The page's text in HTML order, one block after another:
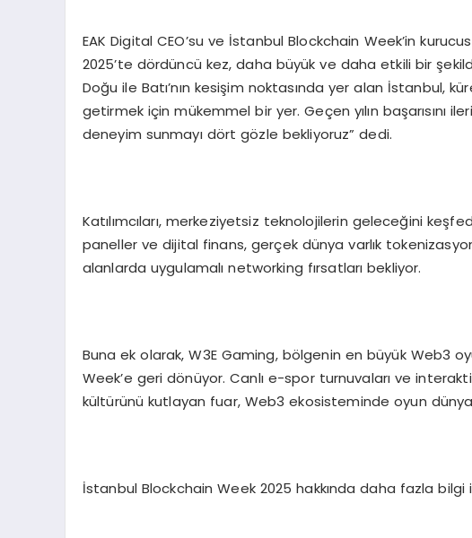
EAK Digital CEO’su ve İstanbul Blockchain Week’in
2025’te dördüncü kez, daha büyük ve daha etkili bir
Doğu ile Batı’nın kesişim noktasında yer alan İstanbul,
getirmek için mükemmel bir yer. Geçen yılın başarısını
deneyim sunmayı dört gözle bekliyoruz” dedi.
Katılımcıları, merkeziyetsiz teknolojilerin geleceğini
paneller ve dijital finans, gerçek dünya varlık
alanlarda uygulamalı networking fırsatları bekliyor.
Buna ek olarak, W3E Gaming, bölgenin en büyük Web3
Week’e geri dönüyor. Canlı e-spor turnuvaları ve
kültürünü kutlayan fuar, Web3 ekosisteminde oyun
İstanbul Blockchain Week 2025 hakkında daha fazla bilgi